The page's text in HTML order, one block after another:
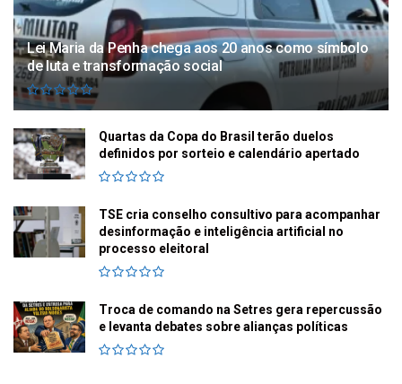
Lei Maria da Penha chega aos 20 anos como símbolo
de luta e transformação social
Quartas da Copa do Brasil terão duelos
definidos por sorteio e calendário apertado
TSE cria conselho consultivo para acompanhar
desinformação e inteligência artificial no
processo eleitoral
Troca de comando na Setres gera repercussão
e levanta debates sobre alianças políticas